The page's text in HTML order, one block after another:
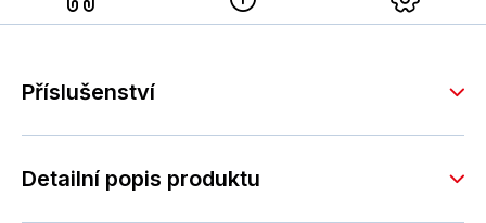
Příslušenství
Detailní popis produktu